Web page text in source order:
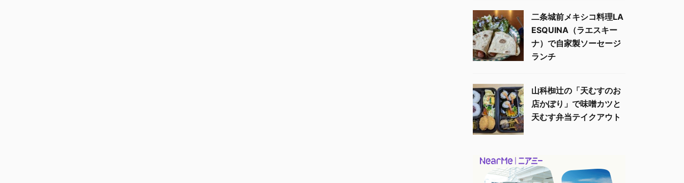
二条城前メキシコ料理LA
ESQUINA（ラエスキー
ナ）で自家製ソーセージ
ランチ
山科椥辻の「天むすのお
店かぽり」で味噌カツと
天むす弁当テイクアウト